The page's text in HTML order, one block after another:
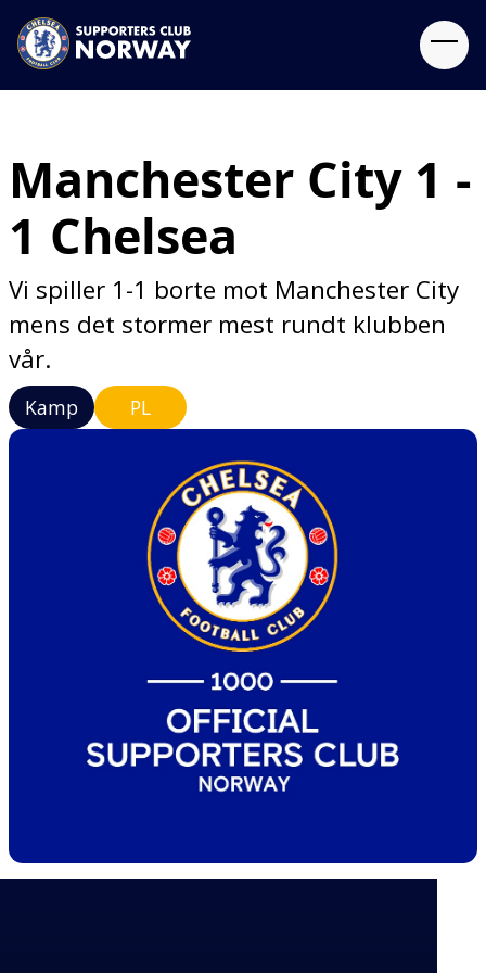
Manchester City 1 -
1 Chelsea
Vi spiller 1-1 borte mot Manchester City
mens det stormer mest rundt klubben
vår.
Kamp PL